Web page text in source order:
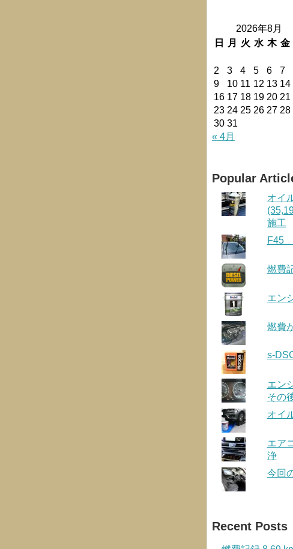
2026年8月
日
月 火 水 木 金
2
3 4 5 6 7
9
10 11 12 13 14
16 17 18 19 20 21
23 24 25 26 27 28
30 31
« 4月
Popular
オイ
施工
F45
燃費
エン
燃費
s-
エン
その
オイ
エア
浄
今回
Recent Posts